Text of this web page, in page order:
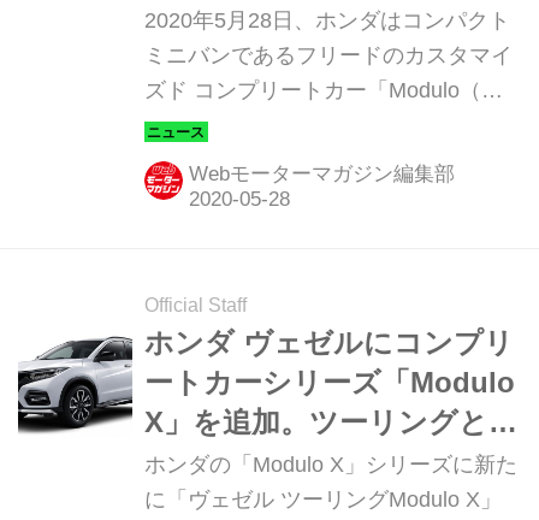
ンジ
2020年5月28日、ホンダはコンパクト
ミニバンであるフリードのカスタマイ
ズド コンプリートカー「Modulo（モ
デューロ）X」をマイナーチェンジし
て、5月29日に発売すると発表した。
Webモーターマガジン編集部
Official Staff
ホンダ ヴェゼルにコンプリ
ートカーシリーズ「Modulo
X」を追加。ツーリングとハ
イブリッドをラインアップ
ホンダの「Modulo X」シリーズに新た
に「ヴェゼル ツーリングModulo X」